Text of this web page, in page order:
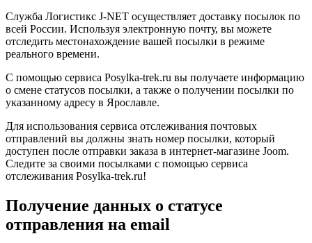
Служба Логистикс J-NET осуществляет доставку посылок по
всей России. Используя электронную почту, вы можете
отследить местонахождение вашей посылки в режиме
реального времени.
С помощью сервиса Posylka-trek.ru вы получаете информацию
о смене статусов посылки, а также о получении посылки по
указанному адресу в Ярославле.
Для использования сервиса отслеживания почтовых
отправлений вы должны знать номер посылки, который
доступен после отправки заказа в интернет-магазине Joom.
Следите за своими посылками с помощью сервиса
отслеживания Posylka-trek.ru!
Получение данных о статусе
отправления на email